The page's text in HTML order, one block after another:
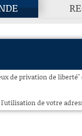
de privation de
l'utilisation de votre